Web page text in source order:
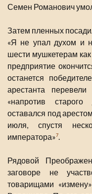
Семен Романович
Затем пленных
«Я не упал духом и
шести мушкетерам
предприятие
останется
арестанта
«напротив
оставался под
июля, спустя
императора»7
Рядовой
заговоре не
товарищами